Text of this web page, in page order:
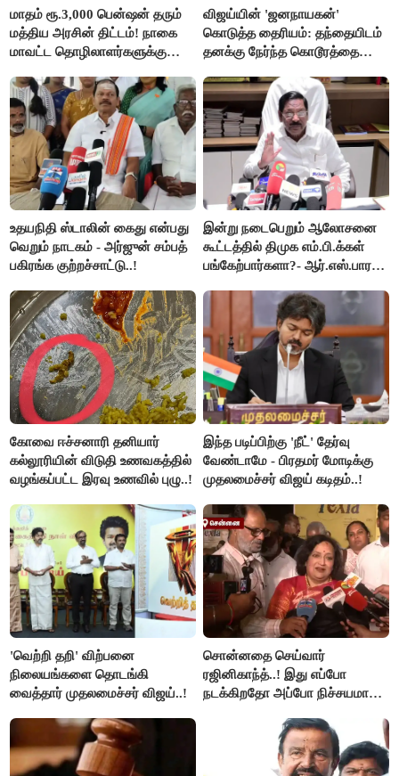
மாதம் ரூ.3,000 பென்ஷன் தரும்
மத்திய அரசின் திட்டம்! நாகை
மாவட்ட தொழிலாளர்களுக்கு
செய்தி!
விஜய்யின் 'ஜனநாயகன்'
கொடுத்த தைரியம்: தந்தையிடம்
தனக்கு நேர்ந்த கொடூரத்தை
உதயநிதி ஸ்டாலின் கைது என்பது
வெறும் நாடகம் - அர்ஜுன் சம்பத்
பகிரங்க குற்றச்சாட்டு..!
இன்று நடைபெறும் ஆலோசனை
கூட்டத்தில் திமுக எம்.பி.க்கள்
பங்கேற்பார்களா?- ஆர்.எஸ்.பாரதி
கோவை ஈச்சனாரி தனியார்
கல்லூரியின் விடுதி உணவகத்தில்
வழங்கப்பட்ட இரவு உணவில் புழு..!
இந்த படிப்பிற்கு 'நீட்' தேர்வு
வேண்டாமே - பிரதமர் மோடிக்கு
முதலமைச்சர் விஜய் கடிதம்..!
'வெற்றி தறி' விற்பனை
நிலையங்களை தொடங்கி
வைத்தார் முதலமைச்சர் விஜய்..!
சொன்னதை செய்வார்
ரஜினிகாந்த்..! இது எப்போ
நடக்கிறதோ அப்போ நிச்சயமாக
ரஜினிகாந்த்..!